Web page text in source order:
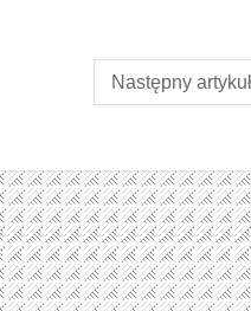
Następny artykuł